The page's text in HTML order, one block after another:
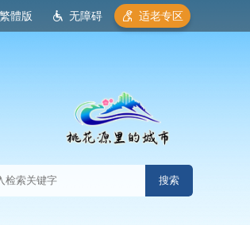
繁體版 无障碍 适老专区